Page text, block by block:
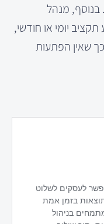
בנוסף, מנהל
יומי או חודשי,
שאין הפתעות